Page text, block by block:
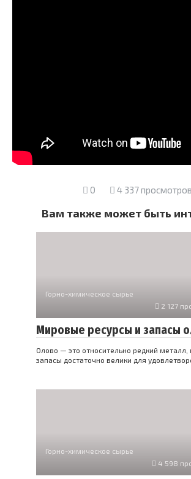
0 4 337 просмотров
Вам также может быть
Горно-химическое сырье
2 127
Мировые ресурсы и запасы
Олово — это относительно редкий металл,
запасы достаточно велики для
Горно-химическое сырье
4 598